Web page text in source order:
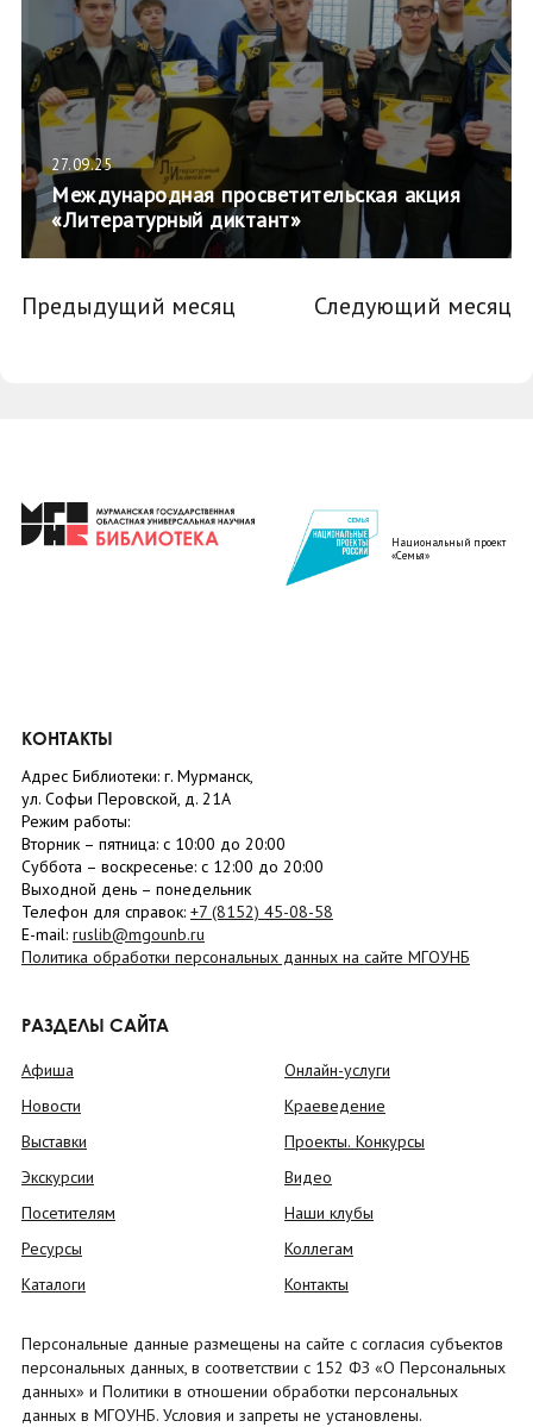
27.09.25
Международная просветительская акция
«Литературный диктант»
Предыдущий месяц Следующий месяц
Национальный проект
«Семья»
КОНТАКТЫ
Адрес Библиотеки: г. Мурманск,
ул. Софьи Перовской, д. 21А
Режим работы:
Вторник – пятница: с 10:00 до 20:00
Суббота – воскресенье: c 12:00 до 20:00
Выходной день – понедельник
Телефон для справок: +7 (8152) 45-08-58
E-mail: ruslib@mgounb.ru
Политика обработки персональных данных на сайте МГОУНБ
РАЗДЕЛЫ САЙТА
Афиша
Новости
Выставки
Экскурсии
Посетителям
Ресурсы
Каталоги
Онлайн-услуги
Краеведение
Проекты. Конкурсы
Видео
Наши клубы
Коллегам
Контакты
Персональные данные размещены на сайте с согласия субъектов
персональных данных, в соответствии с 152 ФЗ «О Персональных
данных» и Политики в отношении обработки персональных
данных в МГОУНБ. Условия и запреты не установлены.